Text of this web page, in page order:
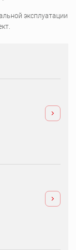
эксплуатации